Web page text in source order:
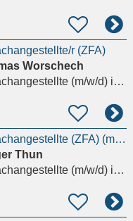
r (ZFA)
Worschech
(m/w/d)in Schwerin
Zahnmedizinische Fachangestellte (ZFA) (m/w/d)
Thun
(m/w/d)in Schwerin